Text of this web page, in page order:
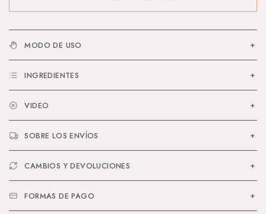
MODO DE USO
INGREDIENTES
VIDEO
SOBRE LOS ENVÍOS
CAMBIOS Y DEVOLUCIONES
FORMAS DE PAGO